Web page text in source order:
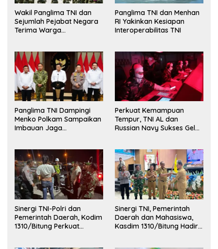
Wakil Panglima TNI dan
Sejumlah Pejabat Negara
Terima Warga
Panglima TNI dan Menhan
RI Yakinkan Kesiapan
Interoperabilitas TNI
Panglima TNI Dampingi
Menko Polkam Sampaikan
Imbauan Jaga
Perkuat Kemampuan
Tempur, TNI AL dan
Russian Navy Sukses Gelar
Sinergi TNI-Polri dan
Pemerintah Daerah, Kodim
1310/Bitung Perkuat
Sinergi TNI, Pemerintah
Daerah dan Mahasiswa,
Kasdim 1310/Bitung Hadiri